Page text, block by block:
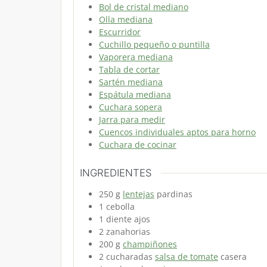
Bol de cristal mediano
Olla mediana
Escurridor
Cuchillo pequeño o puntilla
Vaporera mediana
Tabla de cortar
Sartén mediana
Espátula mediana
Cuchara sopera
Jarra para medir
Cuencos individuales aptos para horno
Cuchara de cocinar
INGREDIENTES
250 g lentejas pardinas
1 cebolla
1 diente ajos
2 zanahorias
200 g champiñones
2 cucharadas salsa de tomate casera